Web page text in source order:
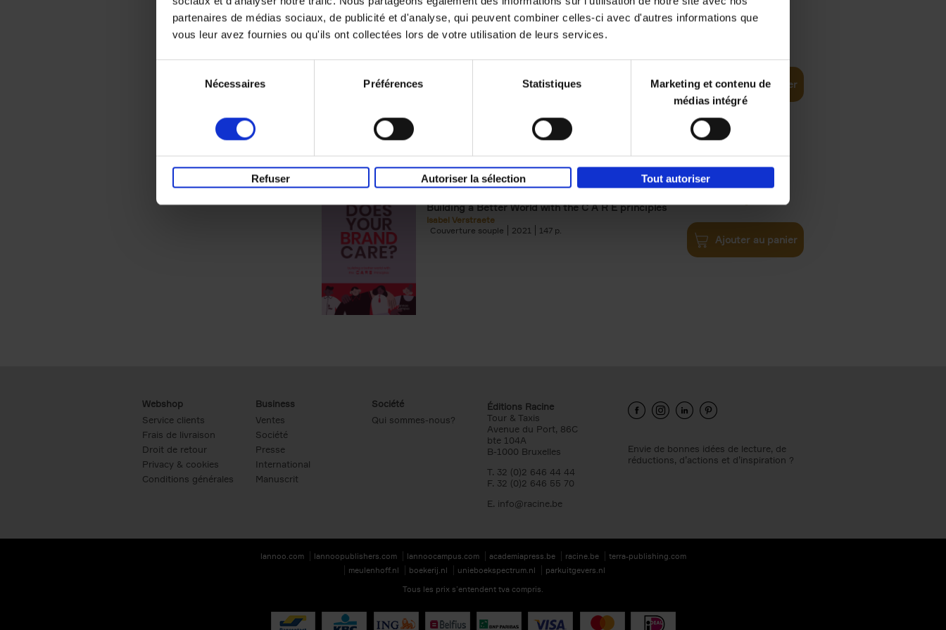
partenaires de médias sociaux, de publicité et d'analyse, qui peuvent combiner celles-ci avec d'autres informations que
vous leur avez fournies ou qu'ils ont collectées lors de votre utilisation de leurs services.
Nécessaires Préférences Statistiques
Marketing et contenu de
médias intégré
Refuser Autoriser la sélection Tout autoriser
Digital marketing like a PRO -
completely revised edition
Ajouter au panier
Does Your Brand Care?
Building a Better World with the C A R E principles
Isabel Verstraete
Couverture souple
2021 147
€34,99
Ajouter au panier
Webshop
Service clients
Frais de livraison
Droit de retour
Privacy & cookies
Conditions générales
Business
Ventes
Société
Presse
International
Manuscrit
Société
Qui sommes-nous?
Éditions Racine
Tour & Taxis
Avenue du Port, 86C
bte 104A
B-1000 Bruxelles
T. 32 (0)2 646 44 44
F. 32 (0)2 646 55 70
E. info@racine.be
Envie de bonnes idées de lecture, de
réductions, d’actions et d’inspiration ?
lannoo.com lannoopublishers.com lannoocampus.com academiapress.be racine.be
terra-publishing.com
meulenhoff.nl
boekerij.nl unieboekspectrum.nl
parkuitgevers.nl
Tous les prix s’entendent tva compris.